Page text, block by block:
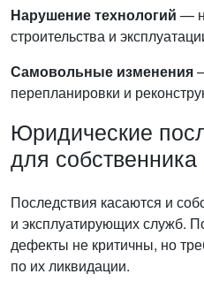
Нарушение технологий —
строительства и
Самовольные изменения
перепланировки и
Юридические
для собственника
Последствия касаются и
и эксплуатирующих служб.
дефекты не критичны, но
по их ликвидации.